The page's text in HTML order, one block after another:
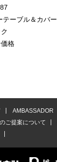
テーブル＆カバー
格
AMBASSADOR
ご提案について